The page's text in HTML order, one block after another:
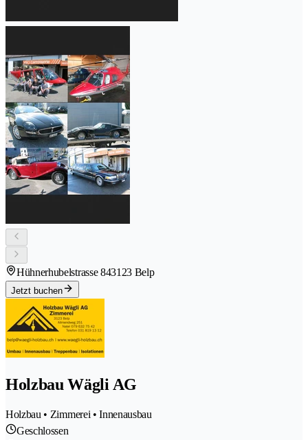
Hühnerhubelstrasse 843123 Belp
Jetzt buchen
Holzbau Wägli AG
Holzbau • Zimmerei • Innenausbau
Geschlossen